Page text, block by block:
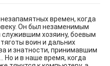
времен, когда
Он был незаменимым
служившим хозяину, боевым
воин и дальних
и знатности, принимавшим
Но и в наше время, когда